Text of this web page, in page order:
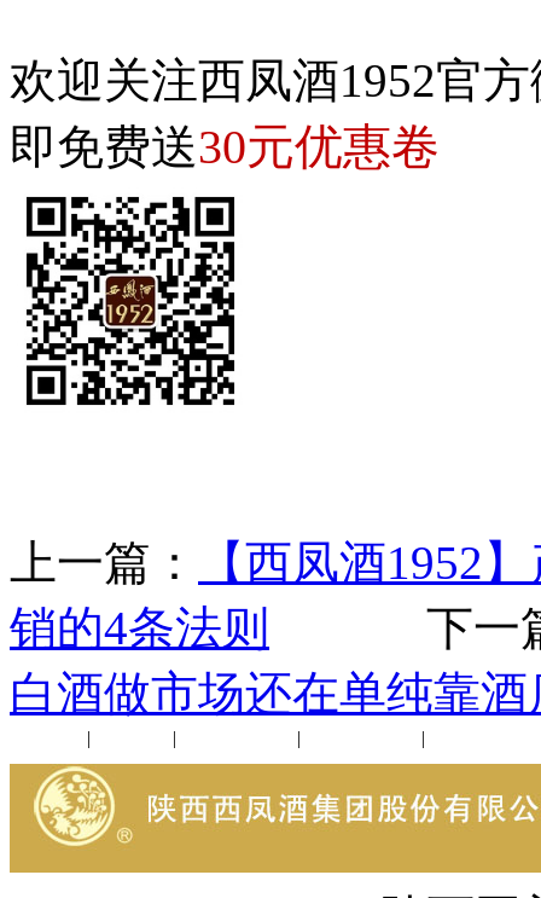
欢迎关注西凤酒1952官
即免费送30元优惠卷
上一篇：
【西凤酒1952
销的4条法则
下一
白酒做市场还在单纯靠
| | | |